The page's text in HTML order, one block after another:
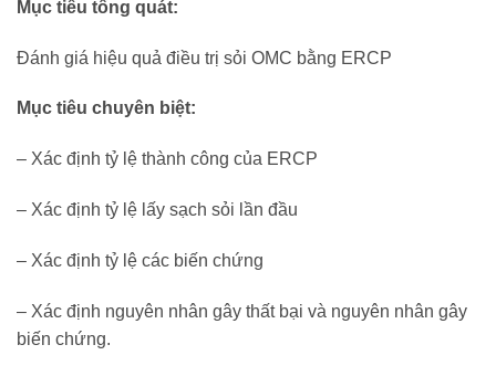
Mục tiêu tổng quát:
Đánh giá hiệu quả điều trị sỏi OMC bằng ERCP
Mục tiêu chuyên biệt:
– Xác định tỷ lệ thành công của ERCP
– Xác định tỷ lệ lấy sạch sỏi lần đầu
– Xác định tỷ lệ các biến chứng
– Xác định nguyên nhân gây thất bại và nguyên nhân gây
biến chứng.